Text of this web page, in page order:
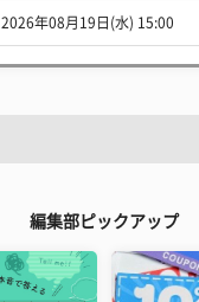
2026年08月19日(水) 15:00
編集部ピックアップ